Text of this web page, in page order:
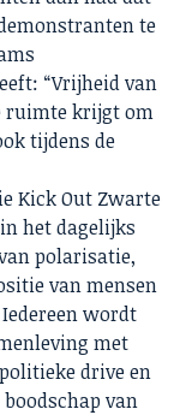
te
“Vrijheid van
ruimte krijgt om
tijdens de
Kick Out Zwarte
het dagelijks
polarisatie,
van mensen
wordt
met
drive en
van